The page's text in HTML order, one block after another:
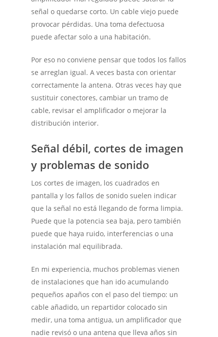
señal o quedarse corto. Un cable viejo puede
provocar pérdidas. Una toma defectuosa
puede afectar solo a una habitación.
Por eso no conviene pensar que todos los fallos
se arreglan igual. A veces basta con orientar
correctamente la antena. Otras veces hay que
sustituir conectores, cambiar un tramo de
cable, revisar el amplificador o mejorar la
distribución interior.
Señal débil, cortes de imagen
y problemas de sonido
Los cortes de imagen, los cuadrados en
pantalla y los fallos de sonido suelen indicar
que la señal no está llegando de forma limpia.
Puede que la potencia sea baja, pero también
puede que haya ruido, interferencias o una
instalación mal equilibrada.
En mi experiencia, muchos problemas vienen
de instalaciones que han ido acumulando
pequeños apaños con el paso del tiempo: un
cable añadido, un repartidor colocado sin
medir, una toma antigua, un amplificador que
nadie revisó o una antena que lleva años sin